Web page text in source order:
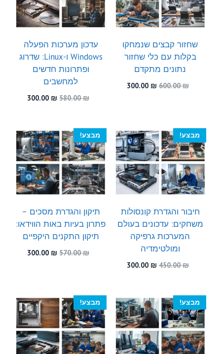
שחזור קבצים שנמחקו
בקלות עם כלי שחזור
נתונים מתקדם
600.00₪
המחיר
300.00 ₪
עדכון מערכות הפעלה
Windows ו-Linux: שדרוג
ופתרונות חדשים
למחשבים
580.00₪
המחיר
580.00 ₪.
300.00 ₪
המחיר
300.00 ₪.
מבצע!
חיבור והגדרת קונסולות
משחקים: עדכונים בעולם
המערכות גרפיקה
ומולטימדיה
450.00₪
המחיר
300.00 ₪
300.00 ₪.
מבצע!
תיקון והגדרת מסכים –
פתרון בעיות באות הווידאו:
תיקון התקנים היקפיים
570.00₪
המחיר
300.00 ₪
המחיר
מבצע! מבצע!